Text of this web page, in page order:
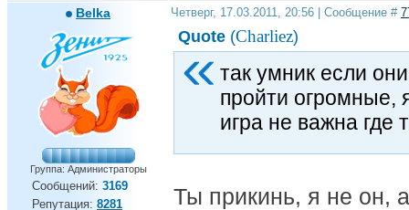
Belka
Группа: Администраторы
Сообщений: 3169
Репутация: 8281
Четверг, 17.03.2011, 20:56 | Сообщение #
Quote (Charliez)
так умник если
пройти огромные,
игра не важна где
Ты прикинь, я не он,